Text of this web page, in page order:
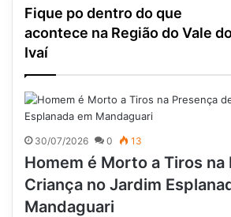
Fique po dentro do que
acontece na Região do Vale
Ivaí
30/07/2026 0 13
Homem é Morto a Tiros na
Criança no Jardim
Mandaguari